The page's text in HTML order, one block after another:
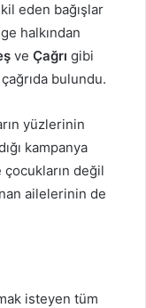
eden bağışlar
halkından
ve Çağrı gibi
bulundu.
yüzlerinin
kampanya
çocukların değil
ailelerinin de
isteyen tüm